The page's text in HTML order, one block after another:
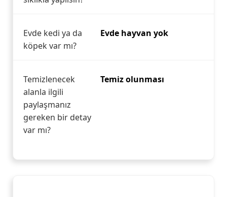
Evde kedi ya da
köpek var mı?
Evde hayvan yok
Temizlenecek
alanla ilgili
paylaşmanız
gereken bir detay
var mı?
Temiz olunması